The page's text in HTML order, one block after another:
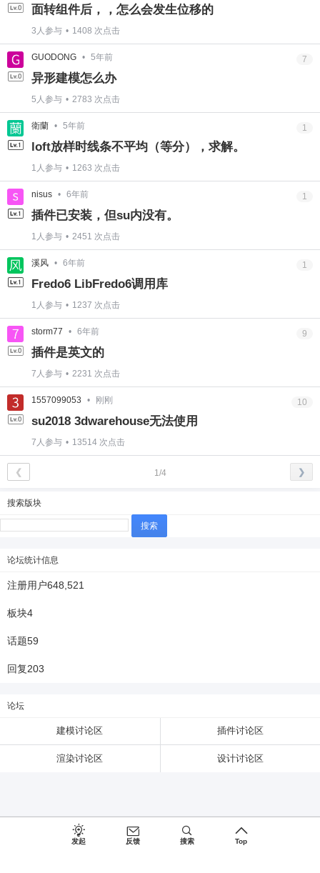
面转组件后，，怎么会发生位移的
3人参与 • 1408 次点击
GUODONG • 5年前
异形建模怎么办
5人参与 • 2783 次点击
7
衛蘭 • 5年前
loft放样时线条不平均（等分），求解。
1人参与 • 1263 次点击
1
nisus • 6年前
插件已安装，但su内没有。
1人参与 • 2451 次点击
1
溪风 • 6年前
Fredo6 LibFredo6调用库
1人参与 • 1237 次点击
1
storm77 • 6年前
插件是英文的
7人参与 • 2231 次点击
9
1557099053 • 刚刚
su2018 3dwarehouse无法使用
7人参与 • 13514 次点击
10
1/4
❮ ❯
搜索版块
搜
索：
论坛统计信息
注册用户648,521
板块4
话题59
回复203
论坛
建模讨论区 插件讨论区
渲染讨论区 设计讨论区
发起 反馈 搜索 Top
您没有权限发布内容，请购买会员或者提升权
忘记密码？ 找回 已有帐号？